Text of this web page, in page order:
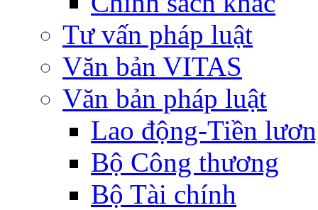
Tư vấn pháp luật
Văn bản VITAS
Văn bản pháp luật
Lao động-Tiền
Bộ Công thương
Bộ Tài chính